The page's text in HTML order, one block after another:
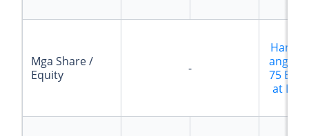
Mga Share /
Equity
-
Hangg
ang
75 Baw
at Lot